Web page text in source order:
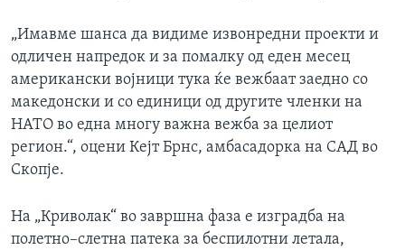
„Имавме шанса да видиме извонредни проекти и
одличен напредок и за помалку од еден месец
американски војници тука ќе вежбаат заедно со
македонски и со единици од другите членки на
НАТО во една многу важна вежба за целиот
регион.“, оцени Кејт Брнс, амбасадорка на САД во
Скопје.
На „Криволак“ во завршна фаза е изградба на
полетно–слетна патека за беспилотни летала,